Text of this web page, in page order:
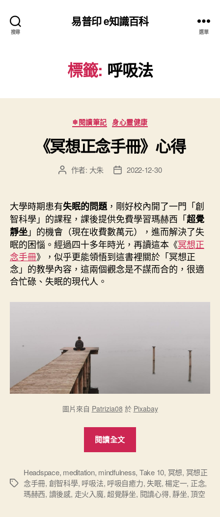
搜尋
易普印 e知識百科
選單
標籤: 呼吸法
分
類
❄閱讀筆記 身心靈健康
《冥想正念手冊》心得
文
者
作者: 大朱
文
佈
日
期
2022-12-30
大學時期患有失眠的問題 ，剛好校內開了一門「創
智科學」的課程，課後提供免費學習瑪赫西「超覺
靜坐」的機會（現在收費數萬元），進而解決了失
眠的困惱。經過四十多年時光，再讀這本《冥想正
念手冊》，似乎更能領悟到這書裡關於「冥想正
念」的教學內容，這兩個觀念是不謀而合的，很適
合忙碌、失眠的現代人。
圖片來自 Patrizia08 於 Pixabay
閱讀全文
念
手
冊》
標
Headspace, meditation, mindfulness, Take 10, 冥想, 冥想正
念手冊, 創智科學, 呼吸法, 呼吸自癒力,失眠,楊定一, 正念,
瑪赫西, 讀後感, 走火入魔,超覺靜坐, 閱讀心得,靜坐,頂空